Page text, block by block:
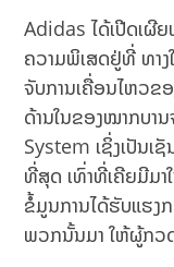
Adidas ໄດ້ເປີດເຜີ
ຄວາມພິເສດຢູ່ທີ່ ທາ
ຈັບການເຄື່ອນໄຫວຂ
ດ້ານໃນຂອງໝາກບາ
System ເຊິ່ງເປັນເ
ທີ່ສຸດ ເທົ່າທີ່ເຄີຍມີມາ
ຂໍ້ມູນການໄດ້ຮັບແຮງ
ພວກນັ້ນມາ ໃຫ້ຜູ້ກວ